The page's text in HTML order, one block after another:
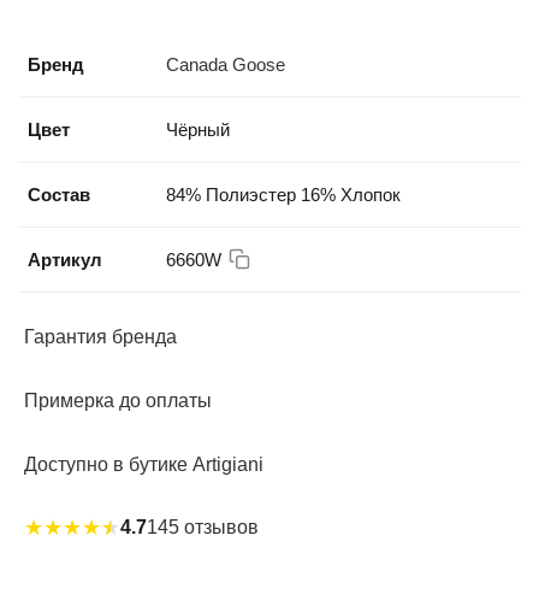
Бренд Canada Goose
Цвет Чёрный
Состав 84% Полиэстер 16% Хлопок
Артикул 6660W
Гарантия бренда
Примерка до оплаты
Доступно в бутике Artigiani
★★★★★4.7145 отзывов